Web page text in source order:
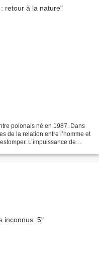
polonais né en 1987. Dans
de la relation entre l’homme et
L’impuissance de